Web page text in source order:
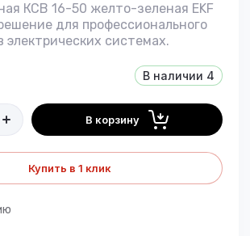
КСВ 16-50 желто-зеленая EKF
для профессионального
электрических системах.
В наличии 4
В корзину
Купить в 1 клик